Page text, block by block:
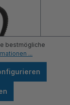
bestmögliche
...